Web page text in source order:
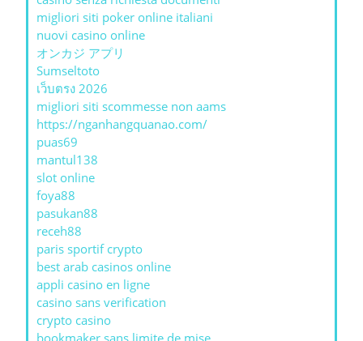
migliori siti poker online italiani
nuovi casino online
オンカジ アプリ
Sumseltoto
เว็บตรง 2026
migliori siti scommesse non aams
https://nganhangquanao.com/
puas69
mantul138
slot online
foya88
pasukan88
receh88
paris sportif crypto
best arab casinos online
appli casino en ligne
casino sans verification
crypto casino